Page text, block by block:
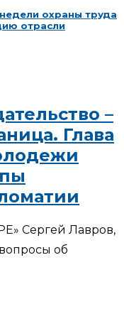
охраны труда
отрасли
–
Глава
Сергей Лавров,
об